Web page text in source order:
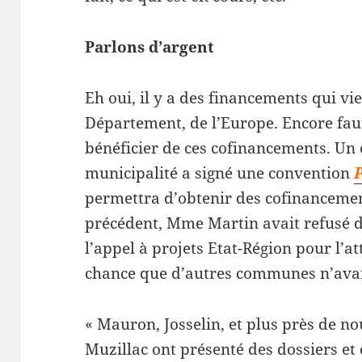
Parlons d’argent
Eh oui, il y a des financements qui
Département, de l’Europe. Encore
bénéficier de ces cofinancements.
municipalité a signé une convention
permettra d’obtenir des
précédent, Mme Martin avait refusé
l’appel à projets Etat-Région pour
chance que d’autres communes
« Mauron, Josselin, et plus près de
Muzillac ont présenté des dossiers